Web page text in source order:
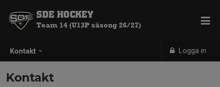
Kontakt Logga in
SDE HOCKEY
Team 14 (U13P säsong 26/27)
Kontakt